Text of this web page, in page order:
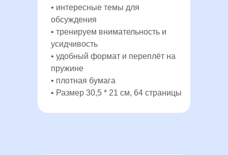
• интересные темы для
обсуждения
• тренируем внимательность и
усидчивость
• удобный формат и переплёт на
пружине
• плотная бумага
• Размер 30,5 * 21 см, 64 страницы